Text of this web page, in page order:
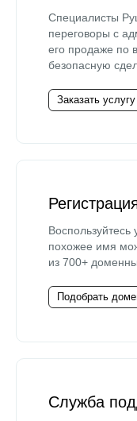
Специалисты
переговоры с
его продаже по
безопасную
Заказать услугу
похожее имя
из 700+
Подобрать
Служба